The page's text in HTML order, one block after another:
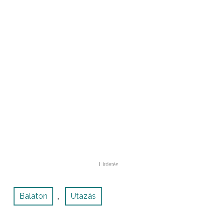
Balaton , Utazás